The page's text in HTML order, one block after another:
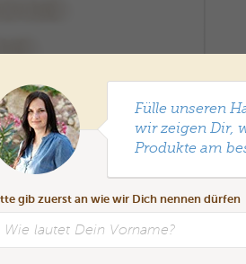
Fülle unseren
wir zeigen Dir,
Produkte am
gib zuerst an wie wir Dich nennen dürfen